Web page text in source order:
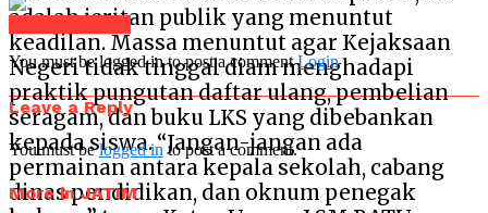
adalah jeritan publik yang menuntut
keadilan. Massa menuntut agar Kejaksaan
Negeri tidak tinggal diam menghadapi
praktik pungutan daftar ulang, pembelian
seragam, dan buku LKS yang dibebankan
kepada siswa. “Jangan-jangan ada
permainan antara kepala sekolah, cabang
dinas pendidikan, dan oknum penegak
You must be logged in to post a commentLogin
Leave a Reply
You must belogged in to post a comment.
More in JATIM